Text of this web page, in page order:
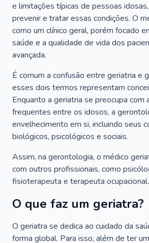
e limitações típicas de pessoas
prevenir e tratar essas condições. O
como um clínico geral, porém focado
saúde e a qualidade de vida dos
avançada.
É comum a confusão entre geriatria e
esses dois termos representam
Enquanto a geriatria se preocupa com
frequentes entre os idosos, a
envelhecimento em si, incluindo seus
biológicos, psicológicos e sociais.
Assim, na gerontologia, o médico
com outros profissionais, como
fisioterapeuta e terapeuta ocupacional.
O que faz um geriatra?
O geriatra se dedica ao cuidado da
forma global. Para isso, além de ter